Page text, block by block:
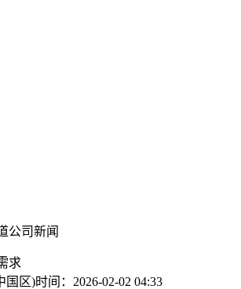
公司新闻
求
国区)时间：2026-02-02 04:33